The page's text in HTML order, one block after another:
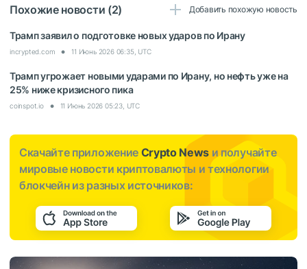
Похожие новости (2)
Добавить похожую новость
Трамп заявил о подготовке новых ударов по Ирану
incrypted.com 11 Июнь 2026 06:35, UTC
Трамп угрожает новыми ударами по Ирану, но нефть уже на
25% ниже кризисного пика
coinspot.io 11 Июнь 2026 05:23, UTC
Скачайте приложение Crypto News и получайте
мировые новости криптовалюты и технологии
блокчейн из разных источников: